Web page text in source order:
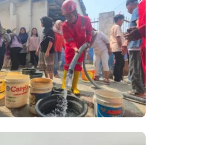
PMI Terus Intensifkan Distribusi Air
Bersih Di Tengah Ancaman Krisis
Kemarau Panjang